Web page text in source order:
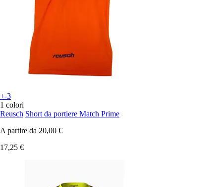
+-3
1 colori
Reusch Short da portiere Match Prime
A partire da 20,00 €
17,25 €